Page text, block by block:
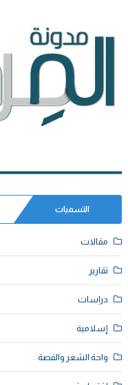
التسميات
مقالات
تقارير
دراسات
إسلامية
واحة الشعر والقصة